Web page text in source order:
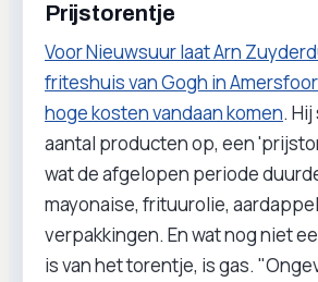
Prijstorentje
Voor Nieuwsuur laat Arn
friteshuis van Gogh in
hoge kosten vandaan komen.
aantal producten op, een
wat de afgelopen periode
mayonaise, frituurolie,
verpakkingen. En wat nog niet
is van het torentje, is gas.